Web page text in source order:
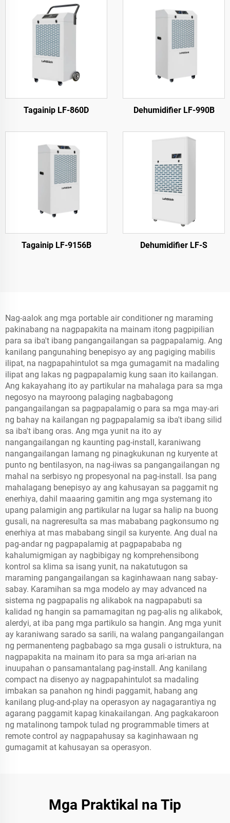
Tagainip LF-860D Dehumidifier LF-990B
Tagainip LF-9156B Dehumidifier LF-S
Nag-aalok ang mga portable air conditioner ng maraming
pakinabang na nagpapakita na mainam itong pagpipilian
para sa iba't ibang pangangailangan sa pagpapalamig. Ang
kanilang pangunahing benepisyo ay ang pagiging mabilis
ilipat, na nagpapahintulot sa mga gumagamit na madaling
ilipat ang lakas ng pagpapalamig kung saan ito kailangan.
Ang kakayahang ito ay partikular na mahalaga para sa mga
negosyo na mayroong palaging nagbabagong
pangangailangan sa pagpapalamig o para sa mga may-ari
ng bahay na kailangan ng pagpapalamig sa iba't ibang silid
sa iba't ibang oras. Ang mga yunit na ito ay
nangangailangan ng kaunting pag-install, karaniwang
nangangailangan lamang ng pinagkukunan ng kuryente at
punto ng bentilasyon, na nag-iiwas sa pangangailangan ng
mahal na serbisyo ng propesyonal na pag-install. Isa pang
mahalagang benepisyo ay ang kahusayan sa paggamit ng
enerhiya, dahil maaaring gamitin ang mga systemang ito
upang palamigin ang partikular na lugar sa halip na buong
gusali, na nagreresulta sa mas mababang pagkonsumo ng
enerhiya at mas mababang singil sa kuryente. Ang dual na
pag-andar ng pagpapalamig at pagpapababa ng
kahalumigmigan ay nagbibigay ng komprehensibong
kontrol sa klima sa isang yunit, na nakatutugon sa
maraming pangangailangan sa kaginhawaan nang sabay-
sabay. Karamihan sa mga modelo ay may advanced na
sistema ng pagpapalis ng alikabok na nagpapabuti sa
kalidad ng hangin sa pamamagitan ng pag-alis ng alikabok,
alerdyi, at iba pang mga partikulo sa hangin. Ang mga yunit
ay karaniwang sarado sa sarili, na walang pangangailangan
ng permanenteng pagbabago sa mga gusali o istruktura, na
nagpapakita na mainam ito para sa mga ari-arian na
inuupahan o pansamantalang pag-install. Ang kanilang
compact na disenyo ay nagpapahintulot sa madaling
imbakan sa panahon ng hindi paggamit, habang ang
kanilang plug-and-play na operasyon ay nagagarantiya ng
agarang paggamit kapag kinakailangan. Ang pagkakaroon
ng matalinong tampok tulad ng programmable timers at
remote control ay nagpapahusay sa kaginhawaan ng
gumagamit at kahusayan sa operasyon.
Mga Praktikal na Tip